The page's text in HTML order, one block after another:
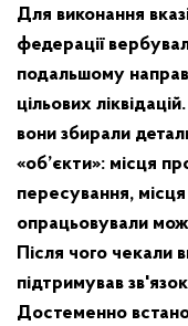
Для виконання
федерації
подальшому
цільових
вони збирали
«об’єкти»: місця
пересування,
опрацьовували
Після чого чекали
підтримував
Достеменно